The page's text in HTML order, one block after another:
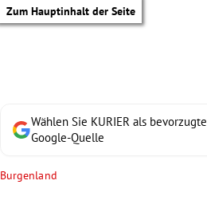
Zum Hauptinhalt der Seite
Wählen Sie KURIER als bevorzugte
Google-Quelle
Burgenland